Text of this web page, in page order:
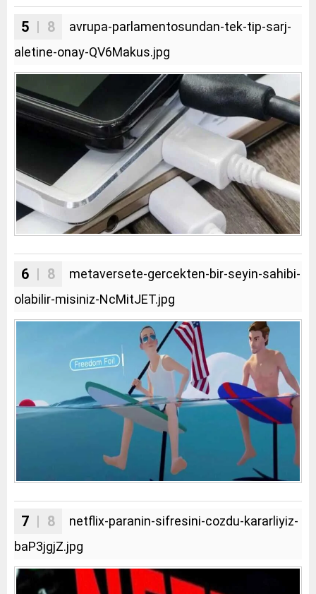
5 | 8
avrupa-parlamentosundan-tek-tip-sarj-
aletine-onay-QV6Makus.jpg
6 | 8
metaversete-gercekten-bir-seyin-sahibi-
olabilir-misiniz-NcMitJET.jpg
7 | 8
netflix-paranin-sifresini-cozdu-kararliyiz-
baP3jgjZ.jpg